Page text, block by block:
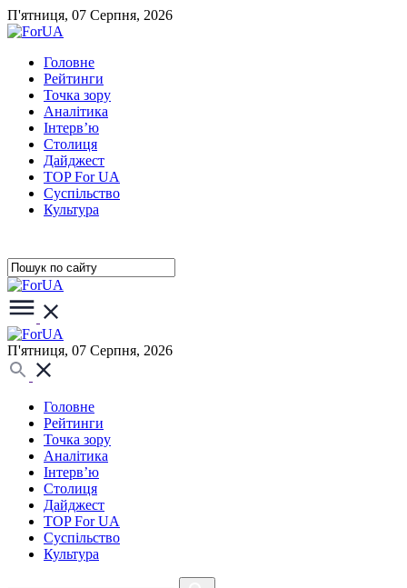
П'ятниця, 07 Серпня, 2026
Головне
Рейтинги
Точка зору
Аналітика
Інтерв’ю
Столиця
Дайджест
TOP For UA
Суспiльство
Культура
П'ятниця, 07 Серпня, 2026
Головне
Рейтинги
Точка зору
Аналітика
Інтерв’ю
Столиця
Дайджест
TOP For UA
Суспiльство
Культура